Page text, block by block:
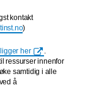
kontakt
)
her
.
ressurser innenfor
samtidig i alle
å